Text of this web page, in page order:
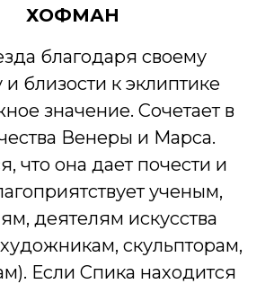
ХОФМАН
благодаря своему
и близости к эклиптике
значение. Сочетает в
Венеры и Марса.
что она дает почести и
ученым,
деятелям искусства
скульпторам,
Если Спика находится